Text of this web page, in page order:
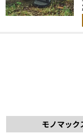
モノマック